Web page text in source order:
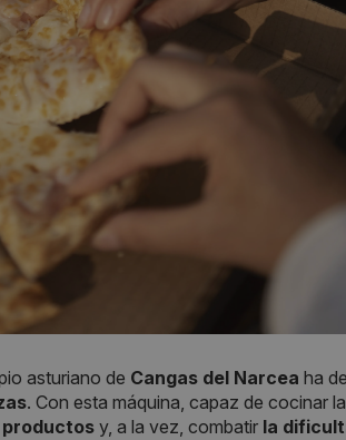
asturiano de Cangas del Narcea ha
. Con esta máquina, capaz de cocinar
productosy, a la vez, combatir la